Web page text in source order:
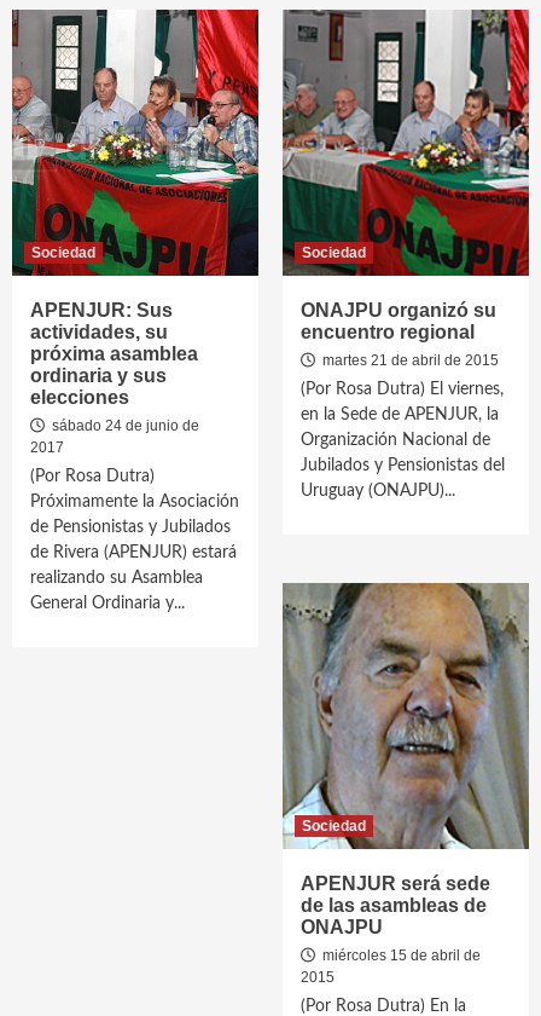
Sociedad
APENJUR: Sus
actividades, su
próxima asamblea
ordinaria y sus
elecciones
sábado 24 de junio de
2017
(Por Rosa Dutra)
Próximamente la Asociación
de Pensionistas y Jubilados
de Rivera (APENJUR) estará
realizando su Asamblea
General Ordinaria y...
Sociedad
ONAJPU organizó su
encuentro regional
martes 21 de abril de 2015
(Por Rosa Dutra) El viernes,
en la Sede de APENJUR, la
Organización Nacional de
Jubilados y Pensionistas del
Uruguay (ONAJPU)...
Sociedad
APENJUR será sede
de las asambleas de
ONAJPU
miércoles 15 de abril de
2015
(Por Rosa Dutra) En la